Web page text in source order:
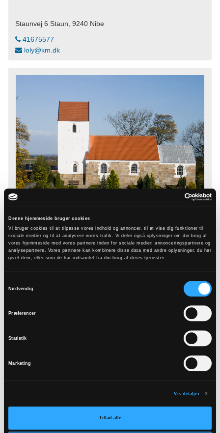
Denne hjemmeside bruger cookies
Vi bruger cookies til at tilpasse vores indhold og annoncer, til at vise dig funktioner til
sociale medier og til at analysere vores trafik. Vi deler også oplysninger om din brug af
vores hjemmeside med vores partnere inden for sociale medier, annonceringspartnere og
analysepartnere. Vores partnere kan kombinere disse data med andre oplysninger, du har
givet dem, eller som de har indsamlet fra din brug af deres tjenester.
Nødvendig
Præferencer
Statistik
Marketing
Vis detaljer
Tillad alle
Staunvej 6 Staun, 9240 Nibe
41675577
loly@km.dk
Frejlev Kirke